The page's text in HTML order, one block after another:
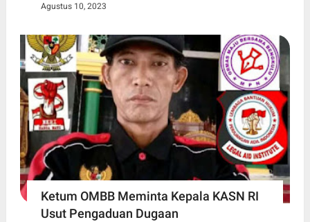
Agustus 10, 2023
Ketum OMBB Meminta Kepala KASN RI
Usut Pengaduan Dugaan